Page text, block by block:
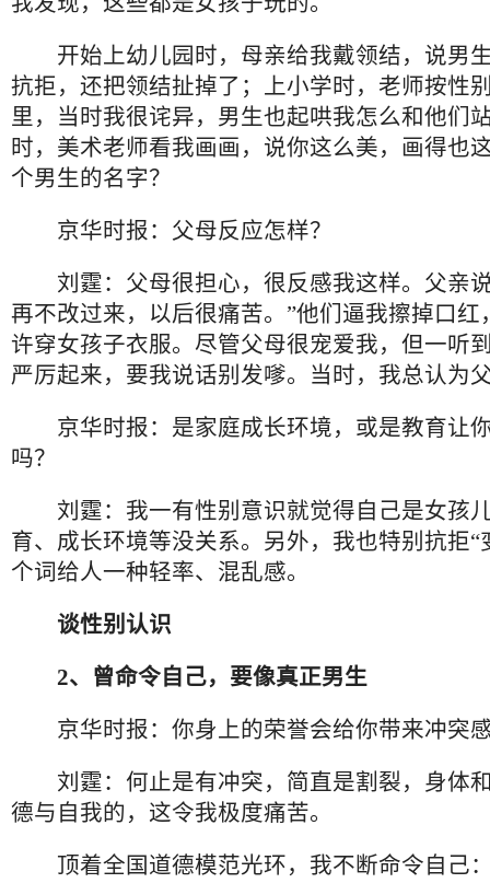
开始上幼儿园时，母亲给我戴领结，说男
抗拒，还把领结扯掉了；上小学时，老师按性
里，当时我很诧异，男生也起哄我怎么和他们
时，美术老师看我画画，说你这么美，画得也
个男生的名字？
京华时报：父母反应怎样？
刘霆：父母很担心，很反感我这样。父亲
再不改过来，以后很痛苦。”他们逼我擦掉口红
许穿女孩子衣服。尽管父母很宠爱我，但一听
严厉起来，要我说话别发嗲。当时，我总认为
京华时报：是家庭成长环境，或是教育让
吗？
刘霆：我一有性别意识就觉得自己是女孩
育、成长环境等没关系。另外，我也特别抗拒“
个词给人一种轻率、混乱感。
谈性别认识
2、曾命令自己，要像真正男生
京华时报：你身上的荣誉会给你带来冲突
刘霆：何止是有冲突，简直是割裂，身体
德与自我的，这令我极度痛苦。
顶着全国道德模范光环，我不断命令自己